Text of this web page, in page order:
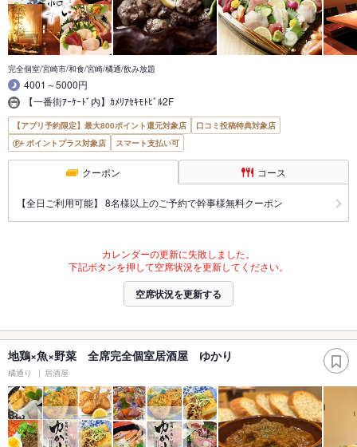
完全個室/宮崎市/和食/宮崎/橘通/飲み放題
4001～5000円
【一番街ｱｰｹｰﾄﾞ内】ｶﾒﾘｱｾｷﾓﾄﾋﾞﾙ2F
【アプリ予約限定】最大800ポイント還元対象店
口コミ投稿特典対象店
ポイントプラス対象店
スマート支払い可
クーポン コース
【全日ご利用可能】 8名様以上のご予約で幹事様無料クーポン
カレンダーの更新に失敗しました。
下記ボタンを押して空席状況を更新してください。
空席状況を更新する
地鶏×魚×野菜 全席完全個室居酒屋 ゆかり
橘通り 居酒屋